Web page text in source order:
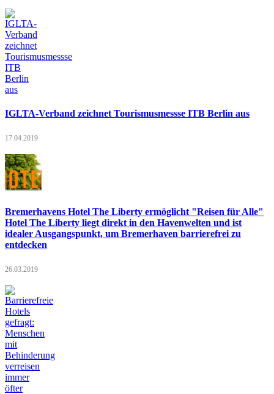
IGLTA-Verband zeichnet Tourismusmessse ITB Berlin aus
17.04.2019
Bremerhavens Hotel The Liberty ermöglicht "Reisen für Alle"
Hotel The Liberty liegt direkt in den Havenwelten und ist
idealer Ausgangspunkt, um Bremerhaven barrierefrei zu
entdecken
26.03.2019